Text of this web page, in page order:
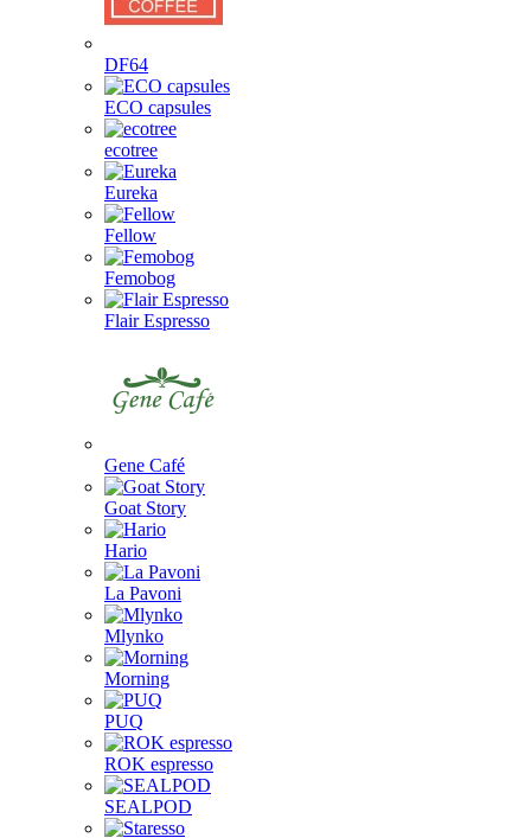
DF64
ECO capsules
ecotree
Eureka
Fellow
Femobog
Flair Espresso
Gene Café
Goat Story
Hario
La Pavoni
Mlynko
Morning
PUQ
ROK espresso
SEALPOD